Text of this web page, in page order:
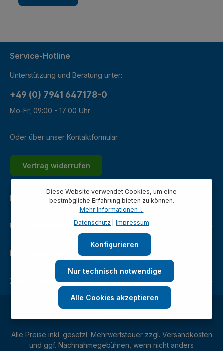
Service-Hotline
Unterstützung und Beratung unter:
+49 (0) 7941 647178-0
Mo-Fr, 09:00 - 17:00 Uhr
Oder über unser Kontaktformular.
Vertrag widerrufen
Kundenservice
Unternehmen
Ladengeschäft
Zahlungsarten
Alle Preise inkl. gesetzl. Mehrwertsteuer zzgl. Versandkosten
und ggf. Nachnahmegebühren, wenn nicht anders
Diese Website verwendet Cookies, um eine
bestmögliche Erfahrung bieten zu können.
Mehr Informationen ...
Datenschutz
Impressum
Nur technisch notwendige
Konfigurieren
Alle Cookies akzeptieren